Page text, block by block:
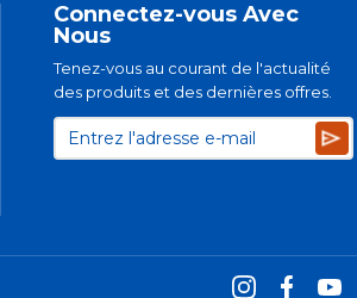
Connectez-vous Avec
Nous
Tenez-vous au courant de l'actualité
des produits et des dernières offres.